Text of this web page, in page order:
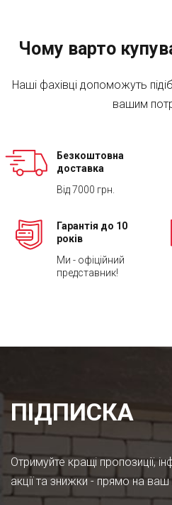
Чому варто
Наші фахівці допоможуть
вашим
Безкоштовна
доставка
Від 7000 грн.
Гарантія до 10
років
Ми - офіційний
представник!
ПІДПИСКА
Отримуйте кращі пропозиції,
акції та знижки - прямо на ваш